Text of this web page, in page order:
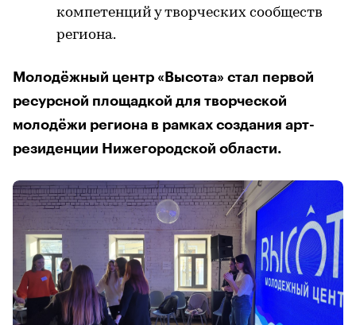
компетенций у творческих сообществ
региона.
Молодёжный центр «Высота» стал первой
ресурсной площадкой для творческой
молодёжи региона в рамках создания арт-
резиденции Нижегородской области.